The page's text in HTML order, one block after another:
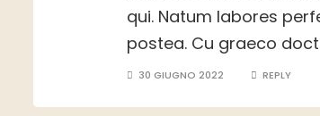
qui. Natum labores
postea. Cu graeco
30 GIUGNO 2022 REPLY